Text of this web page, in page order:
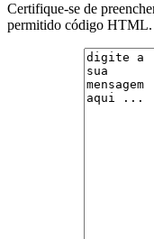
Certifique-se de
permitido código HTML.